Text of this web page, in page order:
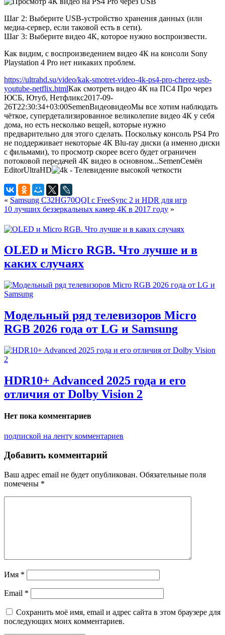
Шаг 2: Выберите USB-устройство хранения данных (или
медиа-сервер, если таковой есть в сети).
Шаг 3: Выберите видео 4К, которое нужно воспроизвести.
Как видим, с воспроизведением видео 4К на консоли Sony
Playstation 4 Pro нет никаких проблем.
https://ultrahd.su/video/kak-smotret-video-4k-ps4-pro-cherez-usb-
youtube-netflix.htmlКак смотреть видео 4К на ПС4 Про через
ЮСБ, Ютуб, Нетфликс2017-09-
26T22:30:34+03:00SemenВидеовидеоМы все хотим наблюдать
чёткое, супердетализированное великолепие видео 4К у себя
дома, но есть несколько вещей, которые нужно
предварительно для этого сделать. Поскольку консоль PS4 Pro
не поддерживает некоторые 4К Blu-ray диски (а именно диски
с фильмами), то просмотр скорее всего будет ограничен
потоковой передачей 4K видео в основном...SemenСемён
EditorUltraHD
« Samsung C32HG70QQI с FreeSync 2 и HDR для игр
10 лучших беззеркальных камер 4К в 2017 году »
OLED и Micro RGB. Что лучше и в
каких случаях
Модельный ряд телевизоров Micro
RGB 2026 года от LG и Samsung
HDR10+ Advanced 2025 года и его
отличия от Dolby Vision 2
Нет пока комментариев
подпиской на ленту комментариев
Добавить комментарий
Ваш адрес email не будет опубликован. Обязательные поля
помечены *
Имя *
Email *
Сохранить моё имя, email и адрес сайта в этом браузере для
последующих моих комментариев.